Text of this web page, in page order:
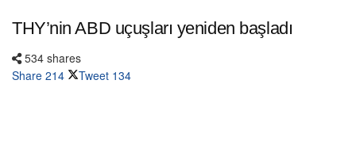
THY’nin ABD uçuşları yeniden başladı
534 shares
Share 214 Tweet 134